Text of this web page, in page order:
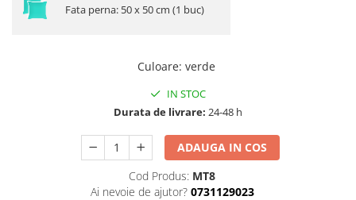
Fata perna: 50 x 50 cm (1 buc)
Culoare: verde
IN STOC
Durata de livrare: 24-48 h
ADAUGA IN COS
Cod Produs: MT8
Ai nevoie de ajutor? 0731129023